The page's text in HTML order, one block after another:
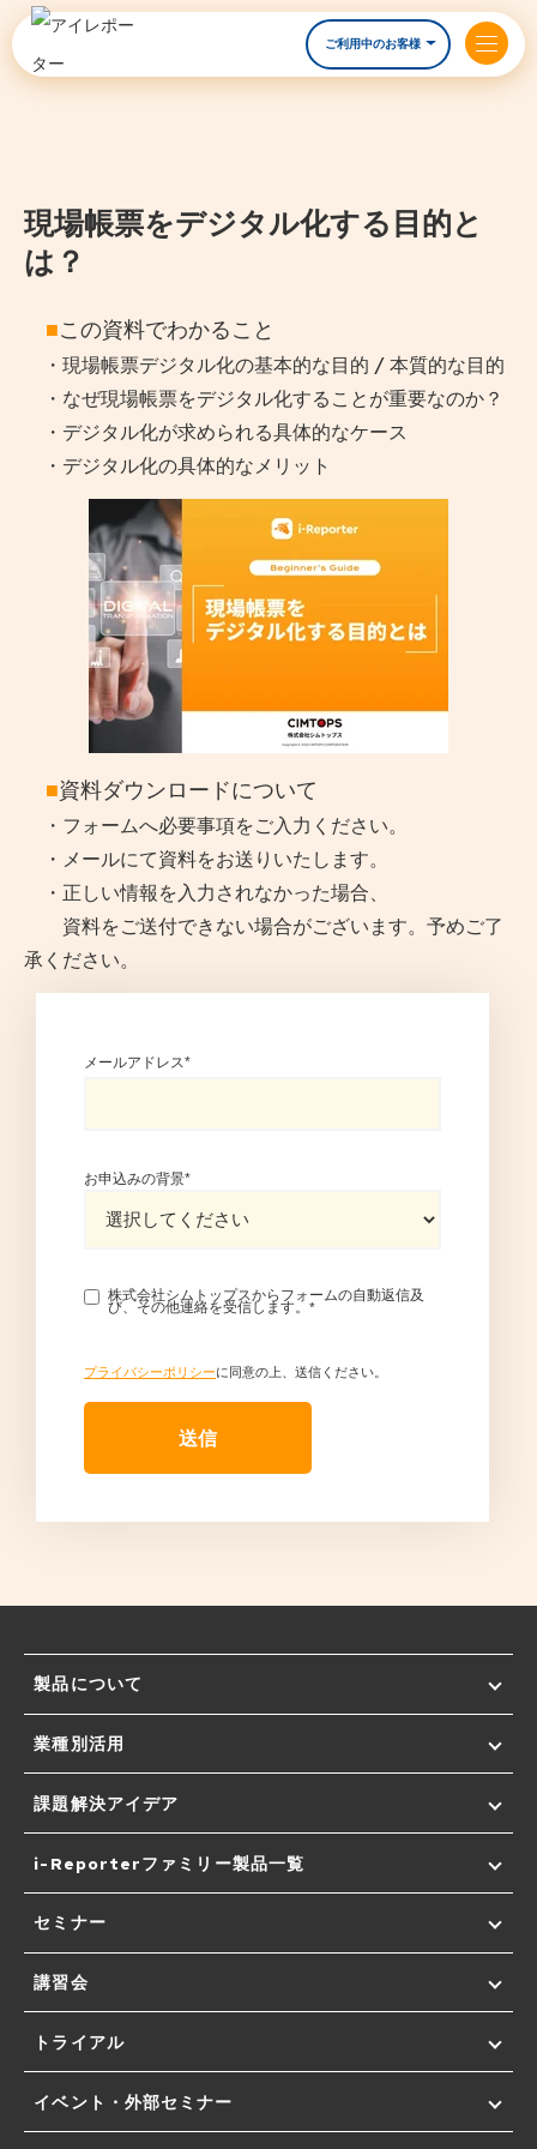
ご利用中のお客様
現場帳票をデジタル化する目的と
は？
■この資料でわかること
・現場帳票デジタル化の基本的な目的 / 本質的な目的
・なぜ現場帳票をデジタル化することが重要なのか？
・デジタル化が求められる具体的なケース
・デジタル化の具体的なメリット
■資料ダウンロードについて
・フォームへ必要事項をご入力ください。
・メールにて資料をお送りいたします。
・正しい情報を入力されなかった場合、
資料をご送付できない場合がございます。予めご了
承ください。
メールアドレス*
お申込みの背景*
株式会社シムトップスからフォームの自動返信及
び、その他連絡を受信します。 *
プライバシーポリシーに同意の上、送信ください。
製品について
業種別活用
課題解決アイデア
i-Reporterファミリー製品一覧
セミナー
講習会
トライアル
イベント・外部セミナー